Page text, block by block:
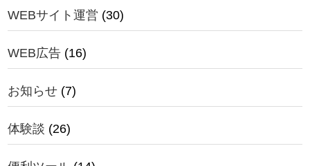
WEBサイト運営 (30)
WEB広告 (16)
お知らせ (7)
体験談 (26)